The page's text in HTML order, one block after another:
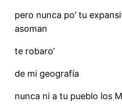
pero nunca po’ tu
asoman
te robaro’
de mi geografía
nunca ni a tu pueblo los